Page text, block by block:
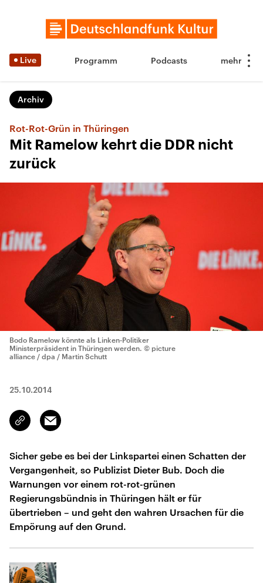
Live Programm Podcasts
Archiv
Rot-Rot-Grün in Thüringen
Mit Ramelow kehrt die DDR nicht
zurück
Bodo Ramelow könnte als Linken-Politiker
Ministerpräsident in Thüringen werden. © picture
alliance / dpa / Martin Schutt
25.10.2014
Link
kopieren/teilen
Email
Sicher gebe es bei der Linkspartei einen Schatten der
Vergangenheit, so Publizist Dieter Bub. Doch die
Warnungen vor einem rot-rot-grünen
Regierungsbündnis in Thüringen hält er für
übertrieben – und geht den wahren Ursachen für die
Empörung auf den Grund.